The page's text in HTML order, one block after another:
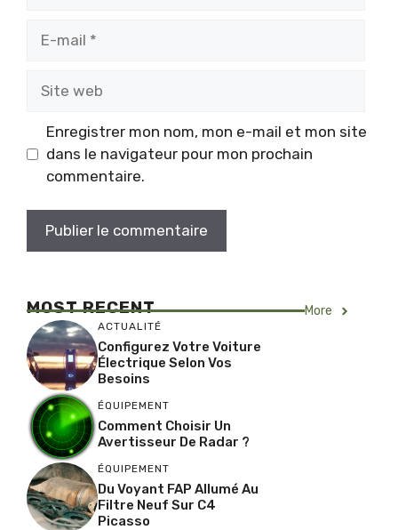
mail
web
Enregistrer mon nom, mon e-mail et mon site
dans le navigateur pour mon prochain
commentaire.
MOST RECENT More
ACTUALITÉ
Configurez Votre Voiture
Électrique Selon Vos
Besoins
ÉQUIPEMENT
Comment Choisir Un
Avertisseur De Radar ?
ÉQUIPEMENT
Du Voyant FAP Allumé Au
Filtre Neuf Sur C4
Picasso